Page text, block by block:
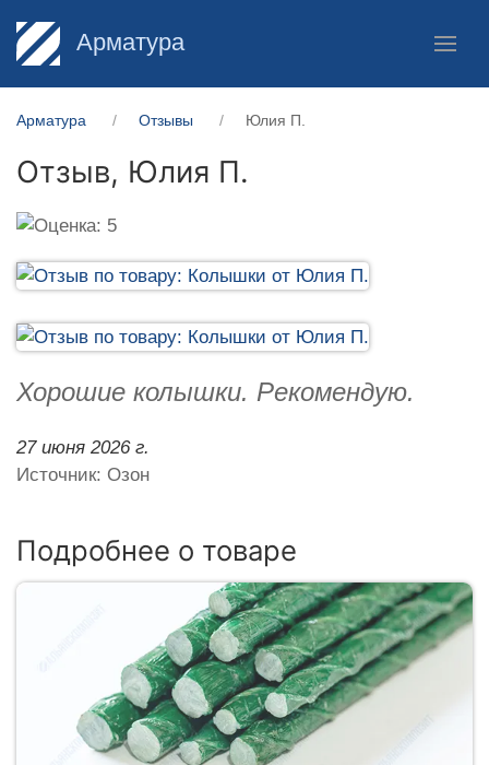
Арматура
Арматура Отзывы Юлия П.
Отзыв, Юлия П.
Хорошие колышки. Рекомендую.
27 июня 2026 г.
Источник: Озон
Подробнее о товаре